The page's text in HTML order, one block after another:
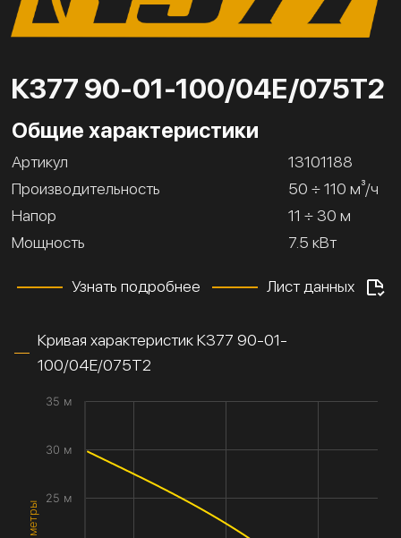
К377 90-01-100/04Е/075Т2
Общие характеристики
Артикул
13101188
Производительность
50 ÷ 110 м³/ч
Напор
11 ÷ 30 м
Мощность
7.5 кВт
Узнать подробнее Лист данных
Кривая характеристик К377 90-01-
100/04Е/075Т2
25 м
30 м
35 м